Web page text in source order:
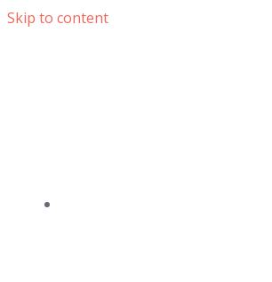
Skip to content